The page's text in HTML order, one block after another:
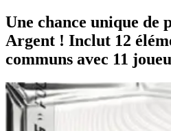
Une chance unique de
Argent ! Inclut 12
communs avec 11